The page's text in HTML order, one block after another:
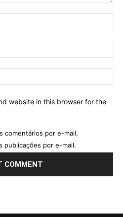
website in this browser for the
comentários por e-mail.
publicações por e-mail.